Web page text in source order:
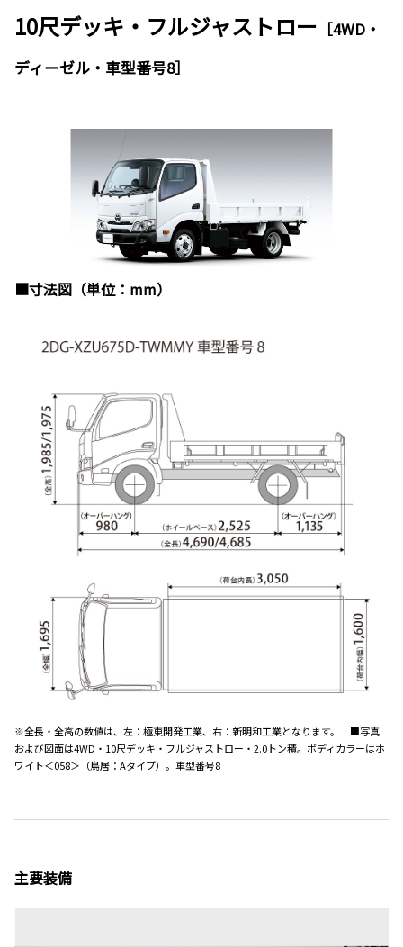
10尺デッキ・フルジャストロー ［4WD・
ディーゼル・車型番号8］
■寸法図（単位：mm）
※全長・全高の数値は、左：極東開発工業、右：新明和工業となります。 ■写真
および図面は4WD・10尺デッキ・フルジャストロー・2.0トン積。ボディカラーはホ
ワイト＜058＞（鳥居：Aタイプ）。車型番号8
主要装備